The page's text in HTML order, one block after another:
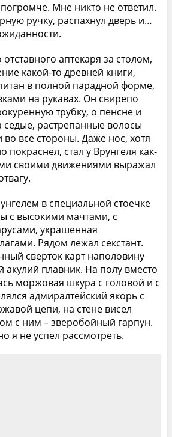
Мне никто не ответил.
ручку, распахнул дверь и…
аптекаря за столом,
какой-то древней книги,
в полной парадной форме,
на рукавах. Он свирепо
трубку, о пенсне и
растрепанные волосы
все стороны. Даже нос, хотя
покраснел, стал у Врунгеля как-
своими движениями выражал
в специальной стоечке
с высокими мачтами, с
украшенная
Рядом лежал секстант.
сверток карт наполовину
плавник. На полу вместо
моржовая шкура с головой и с
адмиралтейский якорь с
цепи, на стене висел
с ним – зверобойный гарпун.
я не успел рассмотреть.